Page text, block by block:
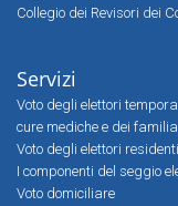
Collegio dei Revisori dei
Servizi
Voto degli elettori
cure mediche e dei
Voto degli elettori
I componenti del seggio
Voto domiciliare